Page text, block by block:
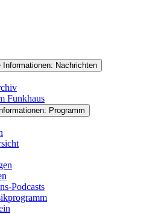
Informationen: Nachrichten
Funkhaus
Programm
Podcasts